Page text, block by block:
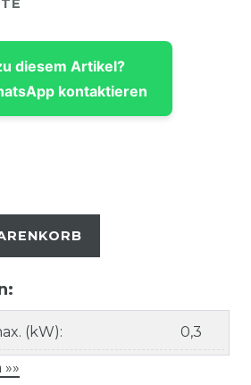
diesem Artikel?
kontaktieren
(kW): 0,3